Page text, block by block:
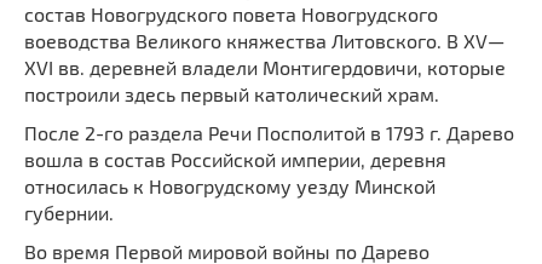
состав Новогрудского повета Новогрудского
воеводства Великого княжества Литовского. В XV—
XVI вв. деревней владели Монтигердовичи, которые
построили здесь первый католический храм.
После 2-го раздела Речи Посполитой в 1793 г. Дарево
вошла в состав Российской империи, деревня
относилась к Новогрудскому уезду Минской
губернии.
Во время Первой мировой войны по Дарево